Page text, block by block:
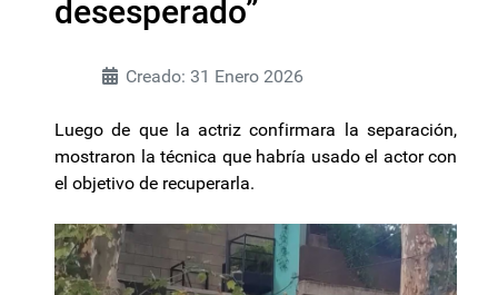
desesperado”
Creado: 31 Enero 2026
Luego de que la actriz confirmara la separación,
mostraron la técnica que habría usado el actor con
el objetivo de recuperarla.